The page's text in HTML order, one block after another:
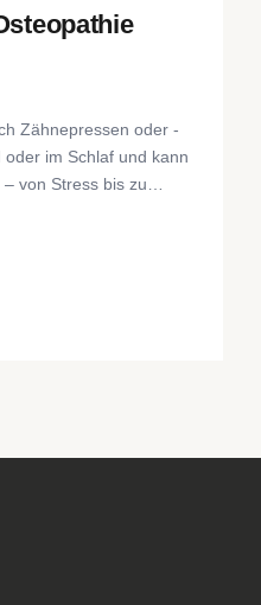
Zähnepressen oder -
im Schlaf und kann
von Stress bis zu
sowie